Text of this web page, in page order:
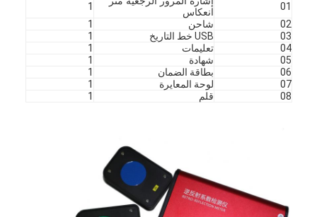
01
انعكاس
1
02
شاحن
1
03
USB خط التاريخ
1
04
تعليمات
1
05
شهادة
1
06
بطاقة الضمان
1
07
لوحة المعايرة
1
08
قلم 1